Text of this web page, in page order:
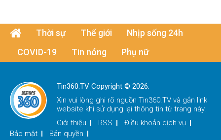
Thời sự Thế giới
Nhịp sống 24h
COVID-19
Tin nóng Phụ nữ
Tin360.TV Copyright © 2026.
Xin vui lòng ghi rõ nguồn Tin360.TV và gắn link
website khi sử dụng lại thông tin từ trang này.
Giới thiệu
RSS
Điều khoản dịch vụ
Bảo mật
Bản quyền